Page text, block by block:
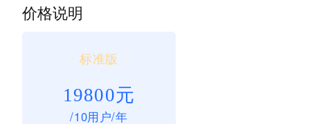
价格说明
标准版
19800元
/10用户/年